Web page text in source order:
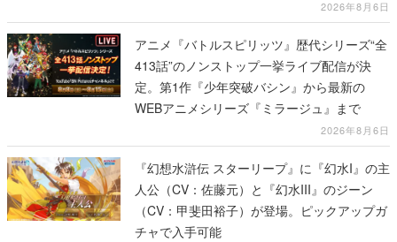
2026年8月6日
アニメ『バトルスピリッツ』歴代シリーズ“全
413話”のノンストップ一挙ライブ配信が決
定。第1作『少年突破バシン』から最新の
WEBアニメシリーズ『ミラージュ』まで
2026年8月6日
『幻想水滸伝 スターリープ』に『幻水I』の主
人公（CV：佐藤元）と『幻水III』のジーン
（CV：甲斐田裕子）が登場。ピックアップガ
チャで入手可能